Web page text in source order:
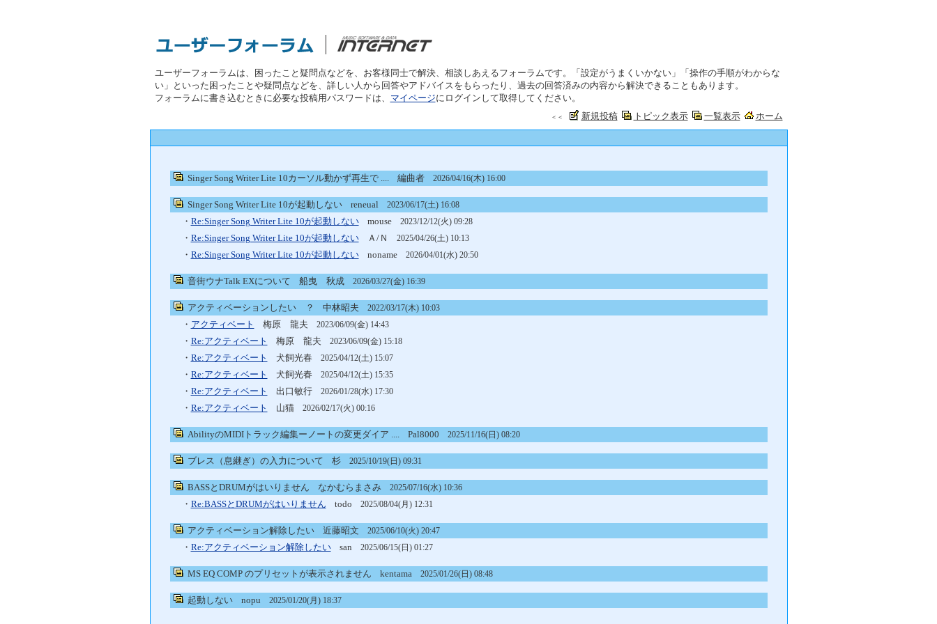
ユーザーフォーラムは、困ったこと疑問点などを、お客様同士で解決、相談しあえるフォーラムです。「設定がうまくいかない」「操作の手順がわからな
い」といった困ったことや疑問点などを、詳しい人から回答やアドバイスをもらったり、過去の回答済みの内容から解決できることもあります。
フォーラムに書き込むときに必要な投稿用パスワードは、 マイページにログインして取得してください。
＜＜ 新規投稿 トピック表示 一覧表示 ホーム
Singer Song Writer Lite 10カーソル動かず再生で ....編曲者 2026/04/16(木) 16:00
Singer Song Writer Lite 10が起動しないreneual 2023/06/17(土) 16:08
・ Re:Singer Song Writer Lite 10が起動しないmouse 2023/12/12(火) 09:28
・ Re:Singer Song Writer Lite 10が起動しないＡ/Ｎ 2025/04/26(土) 10:13
・ Re:Singer Song Writer Lite 10が起動しないnoname 2026/04/01(水) 20:50
音街ウナTalk EXについて 船曳 秋成 2026/03/27(金) 16:39
アクティベーションしたい ？ 中林昭夫 2022/03/17(木) 10:03
・ アクティベート 梅原 龍夫 2023/06/09(金) 14:43
・ Re:アクティベート 梅原 龍夫 2023/06/09(金) 15:18
・ Re:アクティベート 犬飼光春 2025/04/12(土) 15:07
・ Re:アクティベート 犬飼光春 2025/04/12(土) 15:35
・ Re:アクティベート 出口敏行 2026/01/28(水) 17:30
・ Re:アクティベート 山猫 2026/02/17(火) 00:16
AbilityのMIDIトラック編集ーノートの変更ダイア ....Pal8000 2025/11/16(日) 08:20
ブレス（息継ぎ）の入力について 杉 2025/10/19(日) 09:31
BASSとDRUMがはいりません なかむらまさみ 2025/07/16(水) 10:36
・ Re:BASSとDRUMがはいりません todo 2025/08/04(月) 12:31
アクティベーション解除したい近藤昭文 2025/06/10(火) 20:47
・ Re:アクティベーション解除したいsan 2025/06/15(日) 01:27
MS EQ COMP のプリセットが表示されません kentama 2025/01/26(日) 08:48
起動しないnopu 2025/01/20(月) 18:37